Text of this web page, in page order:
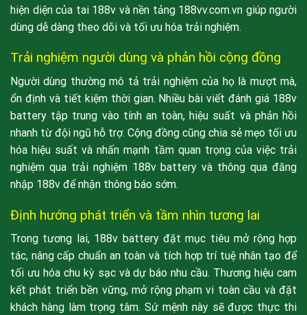
hiện diện của tai 188v và nền tảng 188vv.com.vn giúp người
dùng dễ dàng theo dõi và tối ưu hóa trải nghiệm.
Trải nghiệm người dùng và phản hồi cộng đồng
Người dùng thường mô tả trải nghiệm của họ là mượt mà,
ổn định và tiết kiệm thời gian. Nhiều bài viết đánh giá 188v
battery tập trung vào tính an toàn, hiệu suất và phản hồi
nhanh từ đội ngũ hỗ trợ. Cộng đồng cũng chia sẻ mẹo tối ưu
hóa hiệu suất và nhấn mạnh tầm quan trọng của việc trải
nghiệm qua trải nghiệm 188v battery và thông qua đăng
nhập 188v để nhận thông báo sớm.
Định hướng phát triển và tầm nhìn tương lai
Trong tương lai, 188v battery đặt mục tiêu mở rộng hợp
tác, nâng cấp chuẩn an toàn và tích hợp trí tuệ nhân tạo để
tối ưu hóa chu kỳ sạc và dự báo nhu cầu. Thương hiệu cam
kết phát triển bền vững, mở rộng phạm vi toàn cầu và đặt
khách hàng làm trọng tâm. Sứ mệnh này sẽ được thực thi